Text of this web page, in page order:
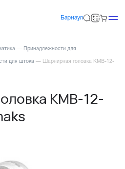
Барнаул
— Принадлежности для
для штока — Шарнирная головка KMB-12-
KMB-12-